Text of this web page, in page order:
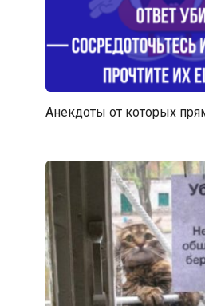
Анекдоты от которых